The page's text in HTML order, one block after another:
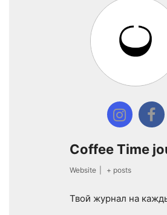
Coffee Time
Website + posts
Твой журнал на